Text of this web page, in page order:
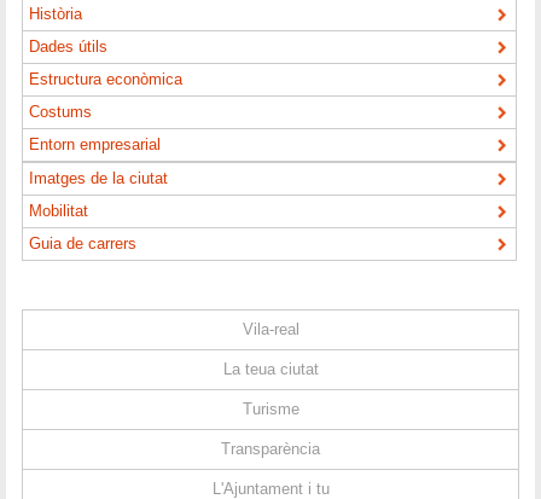
Història
Dades útils
Estructura econòmica
Costums
Entorn empresarial
Imatges de la ciutat
Mobilitat
Guia de carrers
Vila-real
La teua ciutat
Turisme
Transparència
L'Ajuntament i tu